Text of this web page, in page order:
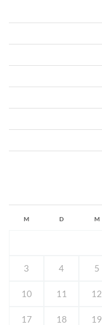
M D M
3 4 5
10 11 12
17 18 19